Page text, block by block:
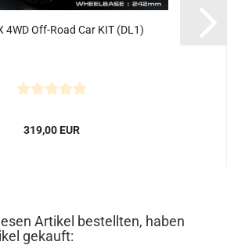
4WD Off-Road Car KIT (DL1)
319,00 EUR
Artikel bestellten, haben
gekauft: